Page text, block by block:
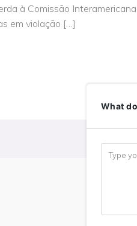
à Comissão
em violação […]
What